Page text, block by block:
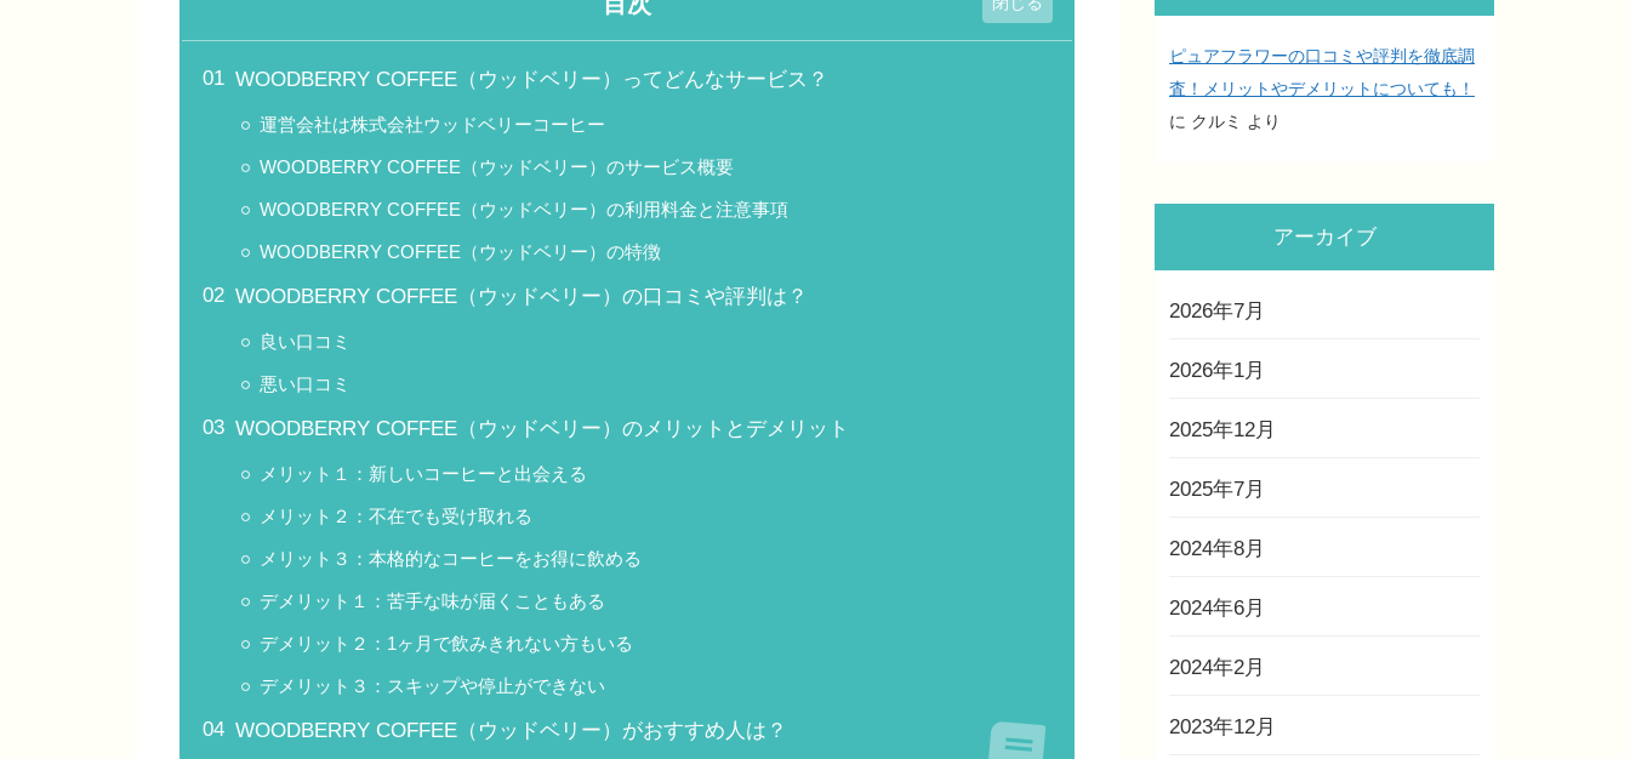
WOODBERRY COFFEE（ウッドベリー）ってどんなサービス？
運営会社は株式会社ウッドベリーコーヒー
WOODBERRY COFFEE（ウッドベリー）のサービス概要
WOODBERRY COFFEE（ウッドベリー）の利用料金と注意事項
WOODBERRY COFFEE（ウッドベリー）の特徴
WOODBERRY COFFEE（ウッドベリー）の口コミや評判は？
良い口コミ
悪い口コミ
WOODBERRY COFFEE（ウッドベリー）のメリットとデメリット
メリット１：新しいコーヒーと出会える
メリット２：不在でも受け取れる
メリット３：本格的なコーヒーをお得に飲める
デメリット１：苦手な味が届くこともある
デメリット２：1ヶ月で飲みきれない方もいる
デメリット３：スキップや停止ができない
WOODBERRY COFFEE（ウッドベリー）がおすすめ人は？
ピュアフラワーの口コミや評判を徹底調
査！メリットやデメリットについても！
に クルミ より
アーカイブ
2026年7月
2026年1月
2025年12月
2025年7月
2024年8月
2024年6月
2024年2月
2023年12月